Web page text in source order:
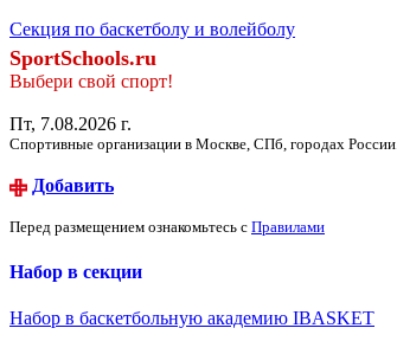
Секция по баскетболу и волейболу
SportSchools.ru
Выбери свой спорт!
Пт, 7.08.2026 г.
Спортивные организации в Москве, СПб, городах России.
Добавить
Перед размещением ознакомьтесь с Правилами
Набор в секции
Набор в баскетбольную академию IBASKET